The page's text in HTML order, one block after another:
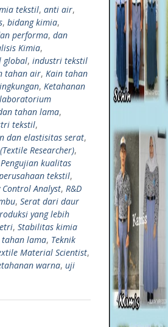
tekstil, anti air,
, bidang kimia,
performa, dan
Kimia,
global, industri tekstil
tahan air, Kain tahan
, Ketahanan
laboratorium
tahan lama,
tekstil,
dan elastisitas serat,
Researcher),
Pengujian kualitas
tekstil,
Control Analyst, R&D
, Serat dari daur
yang lebih
, Stabilitas kimia
tahan lama, Teknik
Material Scientist,
warna, uji